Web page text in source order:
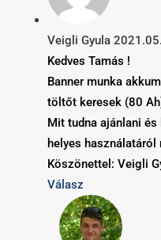
Veigli Gyula
Kedves Tamás !
Banner munka
töltőt keresek (80
Mit tudna ajánlani
helyes
Köszönettel: Veigli
Válasz